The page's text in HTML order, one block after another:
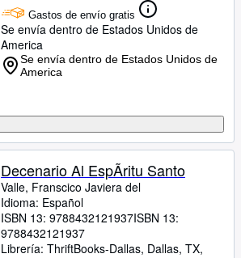
Gastos de envío gratis
Se envía dentro de Estados Unidos de
America
Se envía dentro de Estados Unidos de
America
Decenario Al EspÃritu Santo
Valle, Franscico Javiera del
Idioma: Español
ISBN 13: 9788432121937ISBN 13:
9788432121937
Librería: ThriftBooks-Dallas, Dallas, TX,